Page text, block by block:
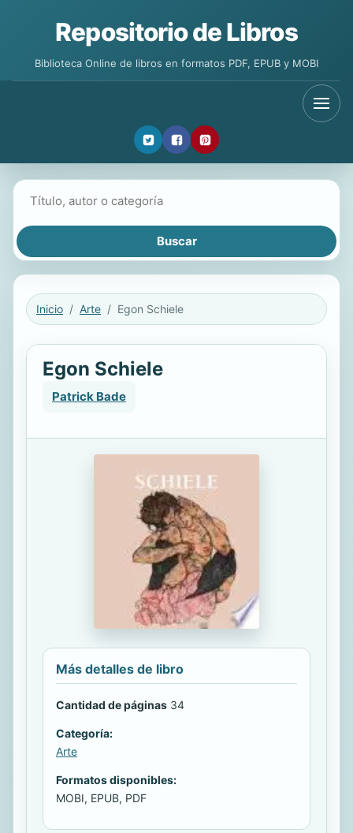
Repositorio de Libros
Biblioteca Online de libros en formatos PDF, EPUB y MOBI
Inicio Arte Egon Schiele
Egon Schiele
Patrick Bade
Más detalles de libro
Cantidad de páginas 34
Categoría:
Arte
Formatos disponibles:
MOBI, EPUB, PDF